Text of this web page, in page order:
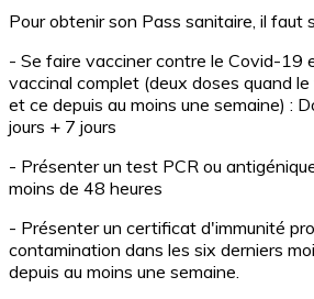
Pour obtenir son Pass sanitaire, il faut
- Se faire vacciner contre le Covid-19
vaccinal complet (deux doses quand
et ce depuis au moins une semaine) :
jours + 7 jours
- Présenter un test PCR ou
moins de 48 heures
- Présenter un certificat d'immunité
contamination dans les six derniers
depuis au moins une semaine.